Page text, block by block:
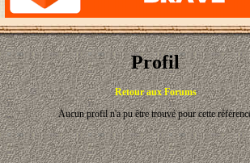
Profil
Retour aux Forums
Aucun profil n'a pu être trouvé pour cette